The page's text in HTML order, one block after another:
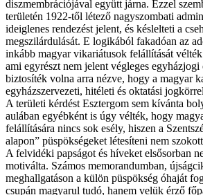
diszmembrációjával együtt járna. Ezzel
területén 1922-től létező nagyszombati
ideiglenes rendezést jelent, és késlelteti a
megszilárdulását. E logikából fakadóan az
inkább magyar vikariátusok felállítását
ami egyrészt nem jelent végleges egyházjogi
biztosíték volna arra nézve, hogy a magyar
egyházszervezeti, hitéleti és oktatási
A területi kérdést Esztergom sem kívánta
aulában egyébként is úgy vélték, hogy
felállítására nincs sok esély, hiszen a
alapon” püspökségeket létesíteni nem
A felvidéki papságot és híveket elsősorban
motiválta. Számos memorandumban,
meghallgatáson a külön püspökség óhaját
csupán magyarul tudó, hanem velük érző